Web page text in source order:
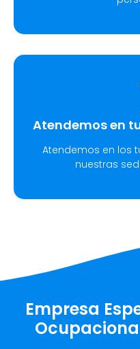
Atendemos en
Atendemos en los
nuestras
Empresa